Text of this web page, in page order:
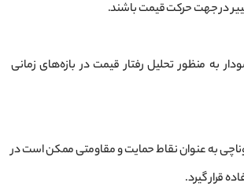
در جهت حرکت قیمت باشند.
به منظور تحلیل رفتار قیمت در بازه‌های زمانی
به عنوان نقاط حمایت و مقاومتی ممکن است در
قرار گیرد.